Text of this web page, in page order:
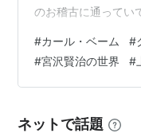
のお稽古に通ってい
りたいと思ってピア
らしい。 ワガハイが
ル・ベームだったし
ンフィルに何らかの
#カール・ベーム #
#宮沢賢治の世界 #
ネットで話題